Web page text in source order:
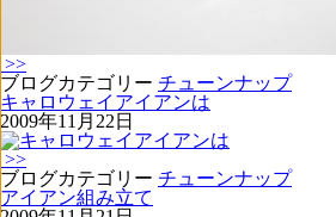
>>
ブログカテゴリー チューンナップ
キャロウェイアイアンは
2009年11月22日
>>
ブログカテゴリー チューンナップ
アイアン組み立て